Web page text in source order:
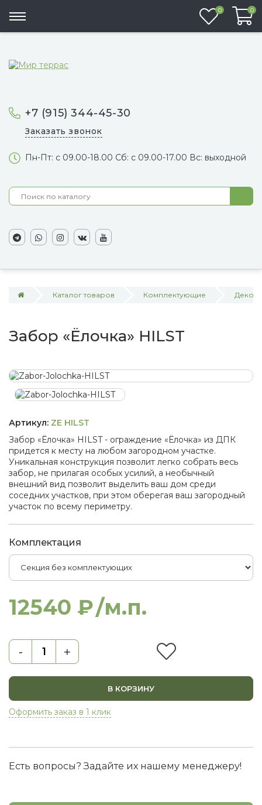
+7 (915) 344-45-30
Заказать звонок
Пн-Пт: с 09.00-18.00 Сб: с 09.00-17.00 Вс: выходной
0 0
Каталог товаров Комплектующие
Забор «Ёлочка» HILST
Артикул: ZE HILST
Забор «Ёлочка» HILST - ограждение «Ёлочка» из ДПК
придется к месту на любом загородном участке.
Уникальная конструкция позволит легко собрать весь
забор, не прилагая особых усилий, а необычный
внешний вид позволит выделить ваш дом среди
соседних участков, при этом оберегая ваш загородный
участок по всему периметру.
Комплектация
12540 ₽/м.п.
- +
В КОРЗИНУ
Оформить заказ в 1 клик
Есть вопросы? Задайте их нашему менеджеру!